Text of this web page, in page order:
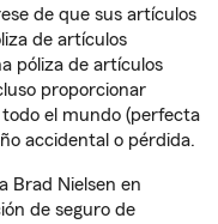
de que sus artículos
de artículos
póliza de artículos
proporcionar
el mundo (perfecta
accidental o pérdida.
Brad Nielsen en
de seguro de